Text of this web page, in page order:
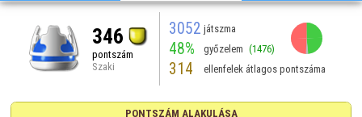
346
pontszám
Szaki
3052 játszma
48% győzelem (1476)
314 ellenfelek átlagos pontszáma
PONTSZÁM ALAKULÁSA